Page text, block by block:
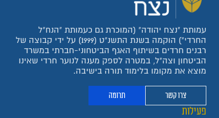
עמותת "נצח יהודה" (המוכרת גם כעמותת "הנח"ל
החרדי") הוקמה בשנת התשנ"ט (1999) על ידי קבוצה של
רבנים חרדים בשיתוף האגף הביטחוני-חברתי במשרד
הביטחון וצה"ל, במטרה לספק מענה לנוער חרדי שאינו
מוצא את מקומו בלימוד תורה בישיבה.
צרו קשר תרומה
פעילות